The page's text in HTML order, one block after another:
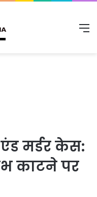
मर्डर केस:
काटने पर